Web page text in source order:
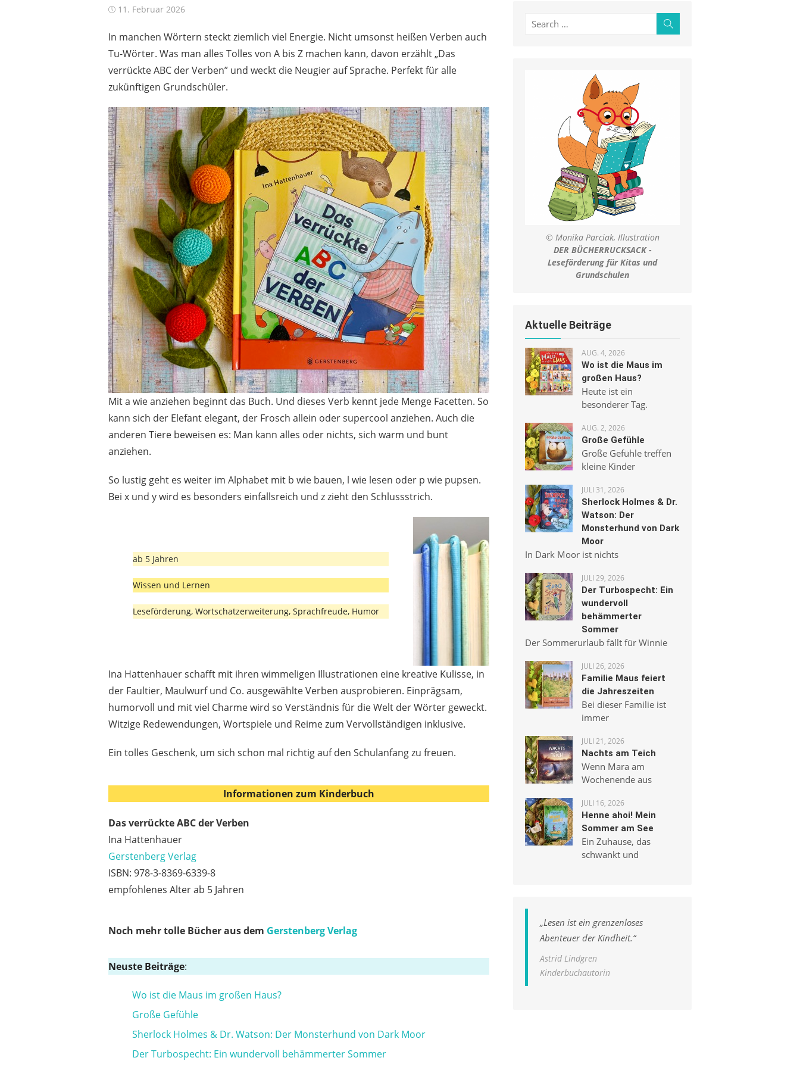
Posted
11. Februar 2026
In manchen Wörtern steckt ziemlich viel Energie. Nicht umsonst heißen Verben auch
Tu-Wörter. Was man alles Tolles von A bis Z machen kann, davon erzählt „Das
verrückte ABC der Verben” und weckt die Neugier auf Sprache. Perfekt für alle
zukünftigen Grundschüler.
Mit a wie anziehen beginnt das Buch. Und dieses Verb kennt jede Menge Facetten. So
kann sich der Elefant elegant, der Frosch allein oder supercool anziehen. Auch die
anderen Tiere beweisen es: Man kann alles oder nichts, sich warm und bunt
anziehen.
So lustig geht es weiter im Alphabet mit b wie bauen, l wie lesen oder p wie pupsen.
Bei x und y wird es besonders einfallsreich und z zieht den Schlussstrich.
ab 5 Jahren
Wissen und Lernen
Leseförderung, Wortschatzerweiterung, Sprachfreude, Humor
Ina Hattenhauer schafft mit ihren wimmeligen Illustrationen eine kreative Kulisse, in
der Faultier, Maulwurf und Co. ausgewählte Verben ausprobieren. Einprägsam,
humorvoll und mit viel Charme wird so Verständnis für die Welt der Wörter geweckt.
Witzige Redewendungen, Wortspiele und Reime zum Vervollständigen inklusive.
Ein tolles Geschenk, um sich schon mal richtig auf den Schulanfang zu freuen.
Informationen zum Kinderbuch
Das verrückte ABC der Verben
Ina Hattenhauer
Gerstenberg Verlag
ISBN: 978-3-8369-6339-8
empfohlenes Alter ab 5 Jahren
Noch mehr tolle Bücher aus dem Gerstenberg Verlag
Neuste Beiträge:
Wo ist die Maus im großen Haus?
Große Gefühle
Sherlock Holmes & Dr. Watson: Der Monsterhund von Dark Moor
Der Turbospecht: Ein wundervoll behämmerter Sommer
Search
© Monika Parciak, Illustration
DER BÜCHERRUCKSACK -
Leseförderung für Kitas und
Grundschulen
Aktuelle Beiträge
AUG. 4, 2026
Wo ist die Maus im
großen Haus?
Heute ist ein
besonderer Tag.
AUG. 2, 2026
Große Gefühle
Große Gefühle treffen
kleine Kinder
JULI 31, 2026
Sherlock Holmes & Dr.
Watson: Der
Monsterhund von Dark
Moor
In Dark Moor ist nichts
JULI 29, 2026
Der Turbospecht: Ein
wundervoll
behämmerter
Sommer
Der Sommerurlaub fällt für Winnie
JULI 26, 2026
Familie Maus feiert
die Jahreszeiten
Bei dieser Familie ist
immer
JULI 21, 2026
Nachts am Teich
Wenn Mara am
Wochenende aus
JULI 16, 2026
Henne ahoi! Mein
Sommer am See
Ein Zuhause, das
schwankt und
„Lesen ist ein grenzenloses
Abenteuer der Kindheit.“
Astrid Lindgren
Kinderbuchautorin